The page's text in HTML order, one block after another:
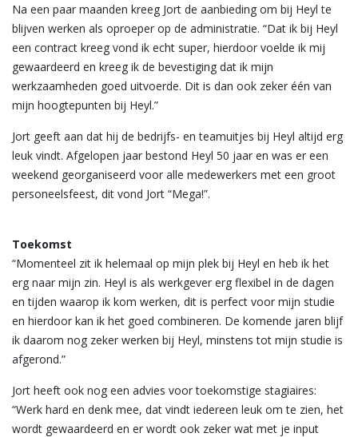
Na een paar maanden kreeg Jort de aanbieding om bij Heyl te
blijven werken als oproeper op de administratie. “Dat ik bij Heyl
een contract kreeg vond ik echt super, hierdoor voelde ik mij
gewaardeerd en kreeg ik de bevestiging dat ik mijn
werkzaamheden goed uitvoerde. Dit is dan ook zeker één van
mijn hoogtepunten bij Heyl.”
Jort geeft aan dat hij de bedrijfs- en teamuitjes bij Heyl altijd erg
leuk vindt. Afgelopen jaar bestond Heyl 50 jaar en was er een
weekend georganiseerd voor alle medewerkers met een groot
personeelsfeest, dit vond Jort “Mega!”.
Toekomst
“Momenteel zit ik helemaal op mijn plek bij Heyl en heb ik het
erg naar mijn zin. Heyl is als werkgever erg flexibel in de dagen
en tijden waarop ik kom werken, dit is perfect voor mijn studie
en hierdoor kan ik het goed combineren. De komende jaren blijf
ik daarom nog zeker werken bij Heyl, minstens tot mijn studie is
afgerond.”
Jort heeft ook nog een advies voor toekomstige stagiaires:
“Werk hard en denk mee, dat vindt iedereen leuk om te zien, het
wordt gewaardeerd en er wordt ook zeker wat met je input